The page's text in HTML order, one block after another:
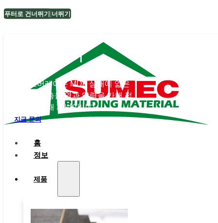
메인 콘텐츠로 건너뛰기
푸터로 건너뛰기
홈
정보
제품
종이 오버레이
페이퍼 오버레이는 MDF 심재에 얇은
장식용 종이 층을 열과 압력을 가해 접
착한 공학 목재 패널입니다.
지금 문의